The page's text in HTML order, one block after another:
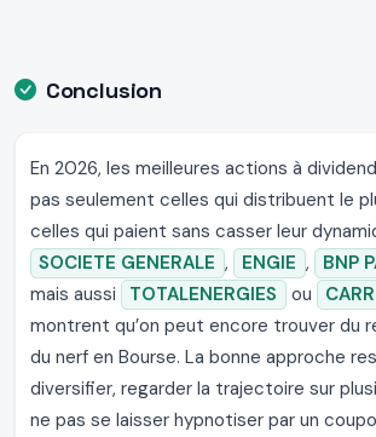
Conclusion
En 2026, les meilleures actions à
pas seulement celles qui distribuent le
celles qui paient sans casser leur
SOCIETE GENERALE , ENGIE , BNP
mais aussi
TOTALENERGIES ou
montrent qu’on peut encore trouver du
du nerf en Bourse. La bonne approche
diversifier, regarder la trajectoire sur
ne pas se laisser hypnotiser par un